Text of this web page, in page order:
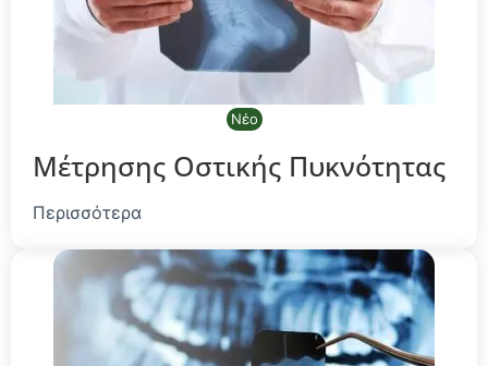
Νέο
Μέτρησης Οστικής Πυκνότητας
Περισσότερα